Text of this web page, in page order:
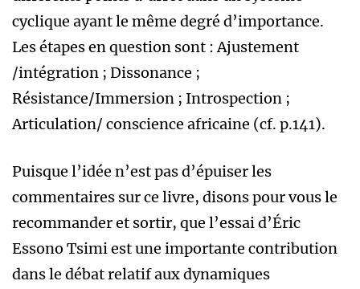
cyclique ayant le même degré d’importance.
Les étapes en question sont : Ajustement
/intégration ; Dissonance ;
Résistance/Immersion ; Introspection ;
Articulation/ conscience africaine (cf. p.141).
Puisque l’idée n’est pas d’épuiser les
commentaires sur ce livre, disons pour vous le
recommander et sortir, que l’essai d’Éric
Essono Tsimi est une importante contribution
dans le débat relatif aux dynamiques